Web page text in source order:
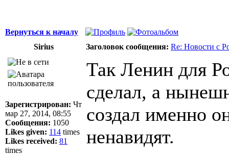
Вернуться к началу
Sirius
Заголовок сообщения: Re: Новости с
Зарегистрирован: Чт
мар 27, 2014, 08:55
Сообщения: 1050
Likes given: 114 times
Likes received: 81
times
Так Ленин для
сделал, а
создал именно
ненавидят.